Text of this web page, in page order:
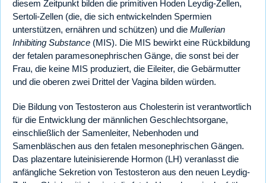
diesem Zeitpunkt bilden die primitiven Hoden Leydig-Zellen,
Sertoli-Zellen (die, die sich entwickelnden Spermien
unterstützen, ernähren und schützen) und die Mullerian
Inhibiting Substance (MIS). Die MIS bewirkt eine Rückbildung
der fetalen paramesonephrischen Gänge, die sonst bei der
Frau, die keine MIS produziert, die Eileiter, die Gebärmutter
und die oberen zwei Drittel der Vagina bilden würden.
Die Bildung von Testosteron aus Cholesterin ist verantwortlich
für die Entwicklung der männlichen Geschlechtsorgane,
einschließlich der Samenleiter, Nebenhoden und
Samenbläschen aus den fetalen mesonephrischen Gängen.
Das plazentare luteinisierende Hormon (LH) veranlasst die
anfängliche Sekretion von Testosteron aus den neuen Leydig-